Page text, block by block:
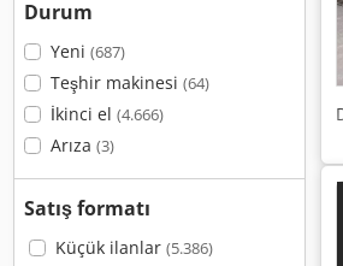
Durum
Yeni (687)
Teşhir makinesi (64)
İkinci el (4.666)
Arıza (3)
Satış formatı
Küçük ilanlar (5.386)